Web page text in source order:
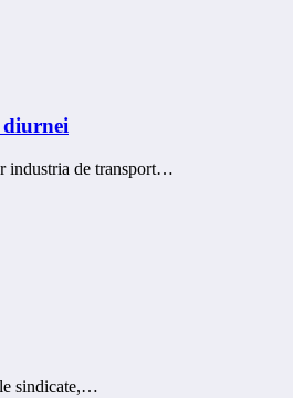
industria de transport…
sindicate,…